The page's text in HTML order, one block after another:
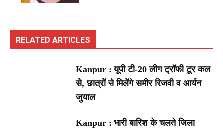
RELATED ARTICLES
Kanpur : यूपी टी-20 लीग ट्रॉफी टूर कल
से, छात्रों से मिलेंगे समीर रिजवी व आर्यन
जुयाल
Kanpur : भारी बारिश के चलते जिला